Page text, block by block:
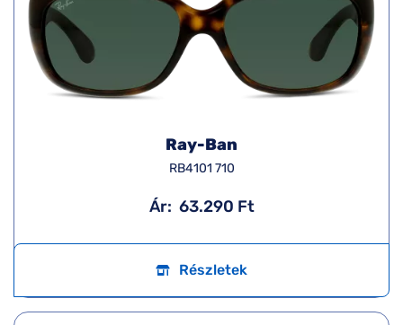
Ray-Ban
RB4101 710
Ár: 63.290 Ft
Részletek